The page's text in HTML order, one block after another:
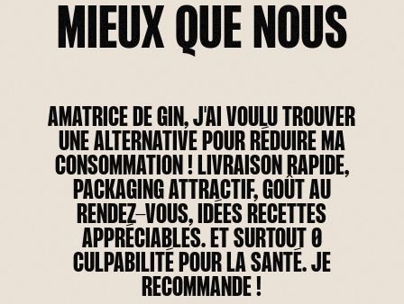
MIEUX QUE NOUS
AMATRICE DE GIN, J'AI VOULU TROUVER
UNE ALTERNATIVE POUR RÉDUIRE MA
CONSOMMATION ! LIVRAISON RAPIDE,
PACKAGING ATTRACTIF, GOÛT AU
RENDEZ-VOUS, IDÉES RECETTES
APPRÉCIABLES. ET SURTOUT 0
CULPABILITÉ POUR LA SANTÉ. JE
RECOMMANDE !